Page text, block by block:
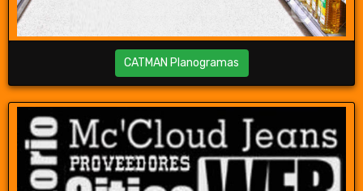
CATMAN Planogramas